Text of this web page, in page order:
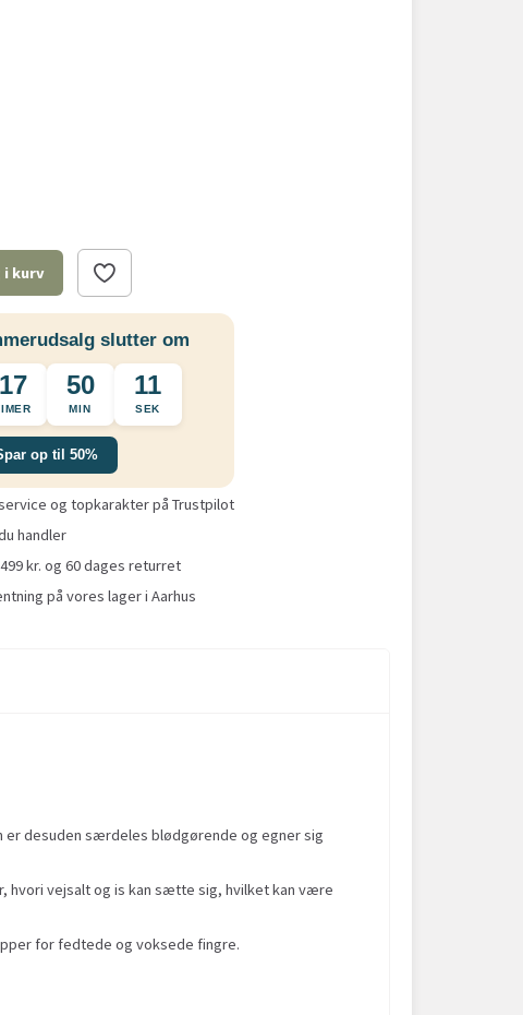
i kurv
slutter om
17 50
MIN
10
SEK
op til 50%
og topkarakter på Trustpilot
handler
kr. og 60 dages returret
på vores lager i Aarhus
er desuden særdeles blødgørende og egner sig
hvori vejsalt og is kan sætte sig, hvilket kan være
for fedtede og voksede fingre.